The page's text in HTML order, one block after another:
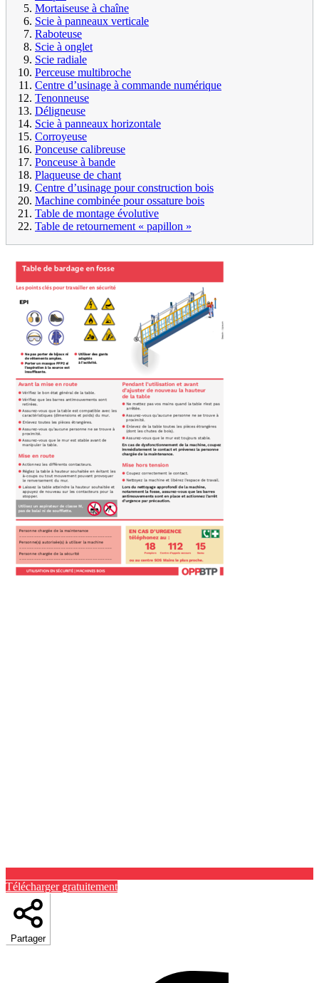
Mortaiseuse à chaîne
Scie à panneaux verticale
Raboteuse
Scie à onglet
Scie radiale
Perceuse multibroche
Centre d’usinage à commande numérique
Tenonneuse
Déligneuse
Scie à panneaux horizontale
Corroyeuse
Ponceuse calibreuse
Ponceuse à bande
Plaqueuse de chant
Centre d’usinage pour construction bois
Machine combinée pour ossature bois
Table de montage évolutive
Table de retournement « papillon »
Télécharger gratuitement
Partager